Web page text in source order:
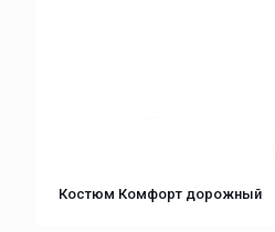
Костюм Комфорт дорожный